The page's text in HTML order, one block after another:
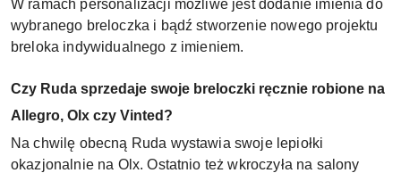
W ramach personalizacji możliwe jest dodanie imienia do
wybranego breloczka i bądź stworzenie nowego projektu
breloka indywidualnego z imieniem.
Czy Ruda sprzedaje swoje breloczki ręcznie robione na
Allegro, Olx czy Vinted?
Na chwilę obecną Ruda wystawia swoje lepiołki
okazjonalnie na Olx. Ostatnio też wkroczyła na salony